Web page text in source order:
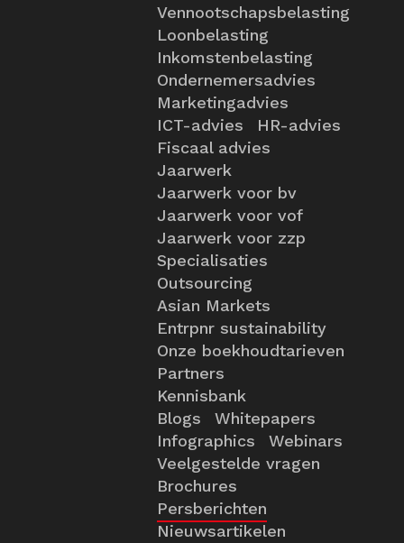
Vennootschapsbelasting
Loonbelasting
Inkomstenbelasting
Ondernemersadvies
Marketingadvies
ICT-advies
HR-advies
Fiscaal advies
Jaarwerk
Jaarwerk voor bv
Jaarwerk voor vof
Jaarwerk voor zzp
Specialisaties
Outsourcing
Asian Markets
Entrpnr sustainability
Onze boekhoudtarieven
Partners
Kennisbank
Blogs
Whitepapers
Infographics
Webinars
Veelgestelde vragen
Brochures
Persberichten
Nieuwsartikelen